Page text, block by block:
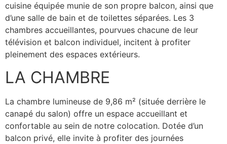
cuisine équipée munie de son propre balcon, ainsi que
d’une salle de bain et de toilettes séparées. Les 3
chambres accueillantes, pourvues chacune de leur
télévision et balcon individuel, incitent à profiter
pleinement des espaces extérieurs.
LA CHAMBRE
La chambre lumineuse de 9,86 m² (située derrière le
canapé du salon) offre un espace accueillant et
confortable au sein de notre colocation. Dotée d’un
balcon privé, elle invite à profiter des journées